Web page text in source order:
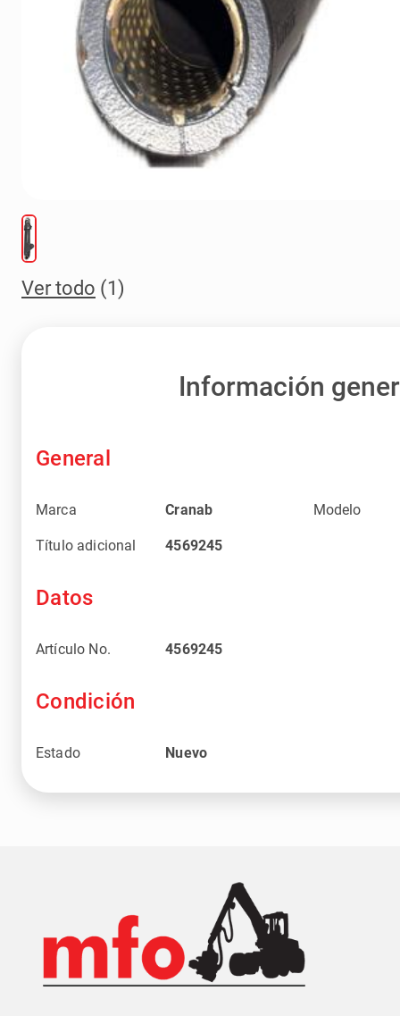
Ver todo (1)
Información
General
Marca Cranab Modelo
Título adicional 4569245
Datos
Artículo No. 4569245
Condición
Estado Nuevo